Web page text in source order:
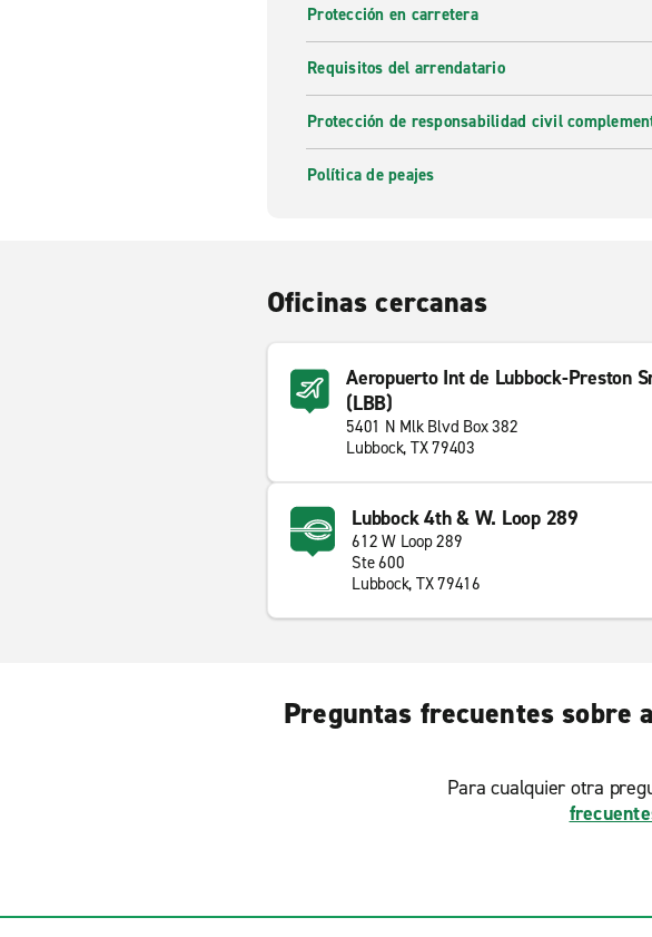
Protección en carretera
Requisitos del arrendatario
Protección de responsabilidad civil
Política de peajes
Oficinas cercanas
Aeropuerto Int de Lubbock-Preston
(LBB)
5401 N Mlk Blvd Box 382
Lubbock, TX 79403
Lubbock 4th & W. Loop 289
612 W Loop 289
Ste 600
Lubbock, TX 79416
Preguntas frecuentes sobre
Para cualquier otra